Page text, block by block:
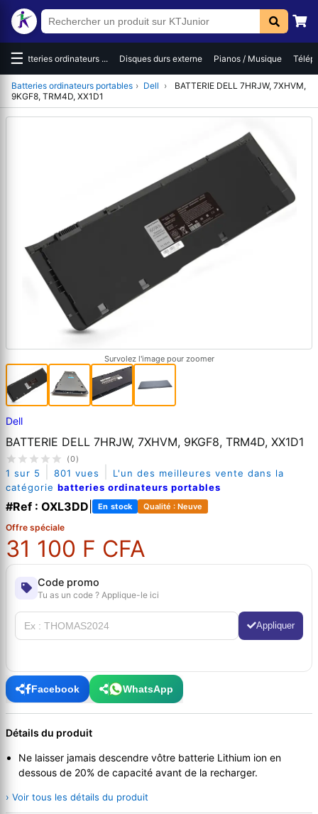
☰Batteries ordinateurs ... Disques durs externe Pianos / Musique
Batteries ordinateurs portables › Dell ›
BATTERIE DELL 7HRJW, 7XHVM,
9KGF8, TRM4D, XX1D1
Survolez l'image pour zoomer
Dell
BATTERIE DELL 7HRJW, 7XHVM, 9KGF8, TRM4D, XX1D1
(0)
1 sur 5 801 vues
L'un des meilleures vente dans la
catégorie batteries ordinateurs portables
#Ref : OXL3DD En stock Qualité : Neuve
Offre spéciale
31 100 F CFA
Code promo
Tu as un code ? Applique-le ici
Appliquer
Facebook WhatsApp
Détails du produit
Ne laisser jamais descendre vôtre batterie Lithium ion en
dessous de 20% de capacité avant de la recharger.
› Voir tous les détails du produit